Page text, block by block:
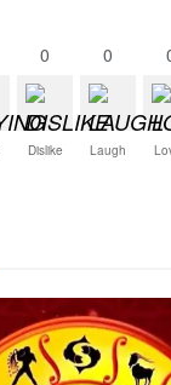
0
Dislike
0
Laugh